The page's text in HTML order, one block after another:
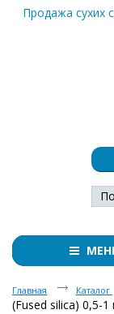
Продажа сухих
Главная Каталог
(Fused silica) 0,5-